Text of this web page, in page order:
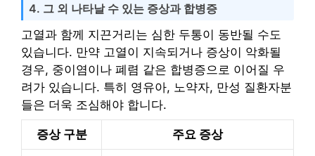
4. 그 외 나타날 수 있는 증상과 합병증
고열과 함께 지끈거리는 심한 두통이 동반될 수도
있습니다. 만약 고열이 지속되거나 증상이 악화될
경우, 중이염이나 폐렴 같은 합병증으로 이어질 우
려가 있습니다. 특히 영유아, 노약자, 만성 질환자분
들은 더욱 조심해야 합니다.
증상 구분 주요 증상